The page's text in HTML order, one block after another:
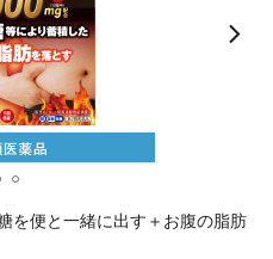
注目の商品 を見る
お問い合わせ
員登録
を便と一緒に出す＋お腹の脂肪